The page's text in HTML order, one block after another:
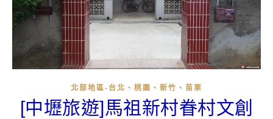
北部地區-台北、桃園、新竹、苗栗
[中壢旅遊]馬祖新村眷村文創